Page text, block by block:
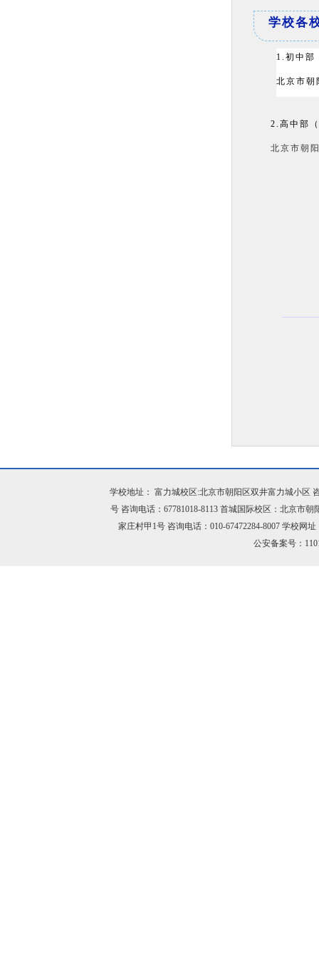
学校各
1.初中部
北京市朝
2.高中部
北京市朝
学校地址： 富力城校区:北京市朝阳区双井富力城小区
号 咨询电话：67781018-8113 首城国际校区：北京市
家庄村甲1号 咨询电话：010-67472284-8007 学校网
公安备案号：